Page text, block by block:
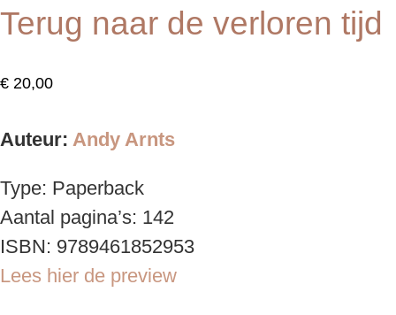
Terug naar de verloren tijd
€ 20,00
Auteur: Andy Arnts
Type: Paperback
Aantal pagina’s: 142
ISBN: 9789461852953
Lees hier de preview